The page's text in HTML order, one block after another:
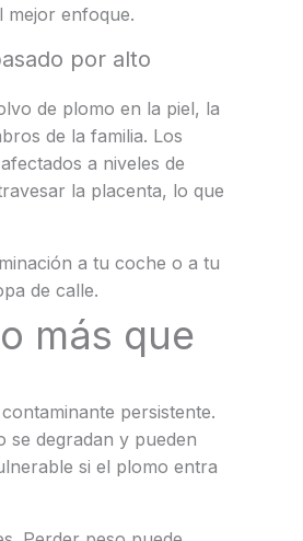
mejor enfoque.
por alto
de plomo en la piel, la
de la familia. Los
a niveles de
la placenta, lo que
a tu coche o a tu
de calle.
más que
persistente.
se degradan y pueden
si el plomo entra